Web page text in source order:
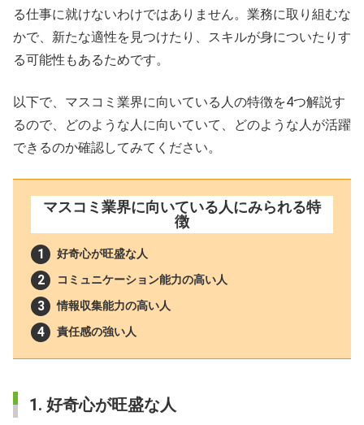
る仕事に就けないわけではありません。業務に取り組むな
かで、新たな適性を見つけたり、スキルが身についたりす
る可能性もあるためです。
以下で、マスコミ業界に向いている人の特徴を4つ解説す
るので、どのような人に向いていて、どのような人が活躍
できるのか確認してみてください。
マスコミ業界に向いている人にみられる特
徴
好奇心が旺盛な人
コミュニケーション能力の高い人
情報収集能力の高い人
責任感の強い人
1. 好奇心が旺盛な人